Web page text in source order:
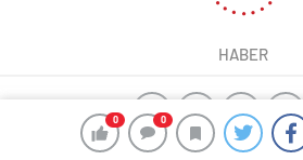
0 0
HABER